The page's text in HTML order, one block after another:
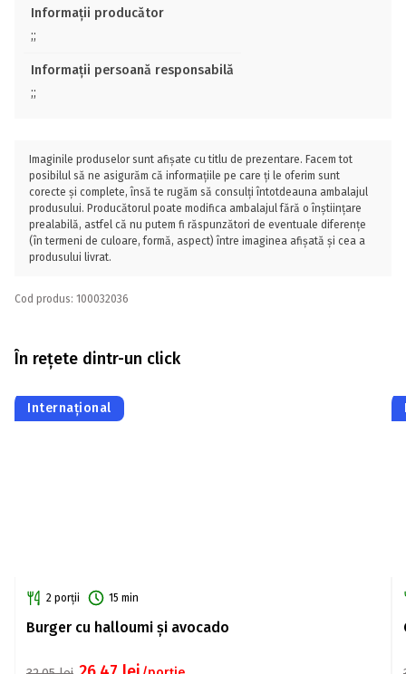
Informații producător
;;
Informații persoană responsabilă
;;
Imaginile produselor sunt afișate cu titlu de prezentare. Facem tot
posibilul să ne asigurăm că informațiile pe care ți le oferim sunt
corecte și complete, însă te rugăm să consulți întotdeauna ambalajul
produsului. Producătorul poate modifica ambalajul fără o înștiințare
prealabilă, astfel că nu putem fi răspunzători de eventuale diferențe
(în termeni de culoare, formă, aspect) între imaginea afișată și cea a
produsului livrat.
Cod produs: 100032036
În rețete dintr-un click
Internațional
2 porții 15 min
Burger cu halloumi și avocado